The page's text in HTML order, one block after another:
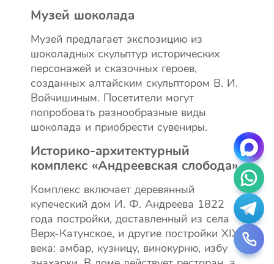
Музей шоколада
Музей предлагает экспозицию из
шоколадных скульптур исторических
персонажей и сказочных героев,
созданных алтайским скульптором В. И.
Войчишиным. Посетители могут
попробовать разнообразные виды
шоколада и приобрести сувениры.
Историко-архитектурный
комплекс «Андреевская слобода»
Комплекс включает деревянный
купеческий дом И. Ф. Андреева 1822
года постройки, доставленный из села
Верх-Катунское, и другие постройки XIX
века: амбар, кузницу, винокурню, избу